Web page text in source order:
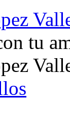
tu